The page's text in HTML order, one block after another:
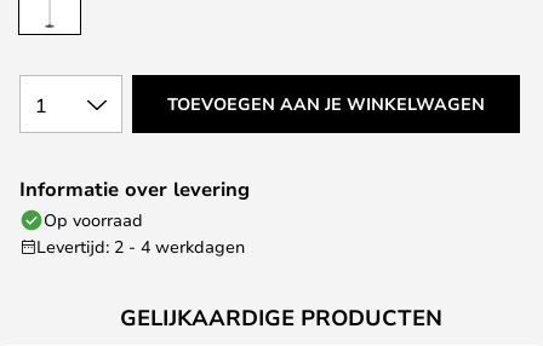
1 TOEVOEGEN AAN JE WINKELWAGEN
Informatie over levering
Op voorraad
Levertijd: 2 - 4 werkdagen
GELIJKAARDIGE PRODUCTEN